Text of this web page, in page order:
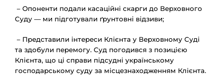
– Опоненти подали касаційні скарги до Верховного
Суду — ми підготували ґрунтовні відзиви;
– Представили інтереси Клієнта у Верховному Суді
та здобули перемогу. Суд погодився з позицією
Клієнта, що ці справи підсудні українському
господарському суду за місцезнаходженням Клієнта.